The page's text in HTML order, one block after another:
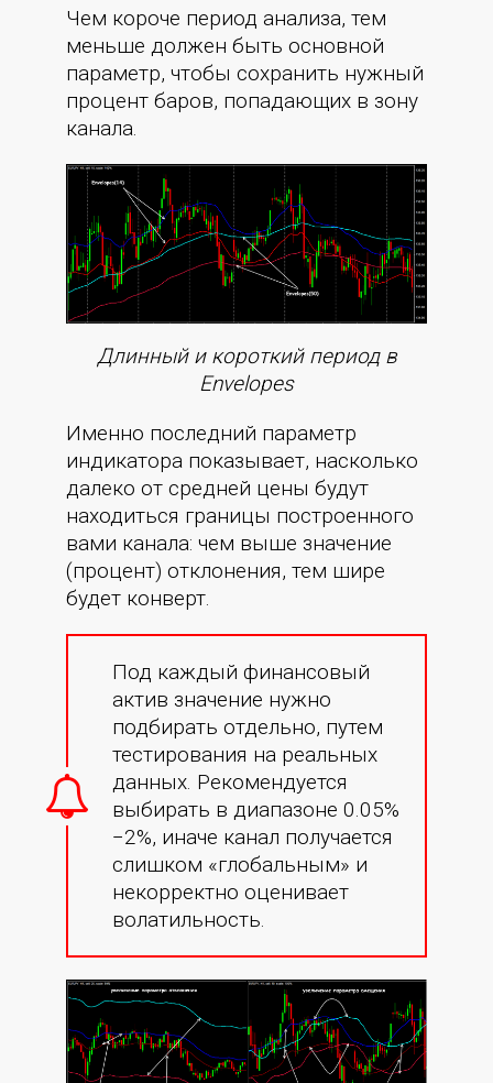
Чем короче период анализа, тем
меньше должен быть основной
параметр, чтобы сохранить нужный
процент баров, попадающих в зону
канала.
Длинный и короткий период в
Envelopes
Именно последний параметр
индикатора показывает, насколько
далеко от средней цены будут
находиться границы построенного
вами канала: чем выше значение
(процент) отклонения, тем шире
будет конверт.
Под каждый финансовый
актив значение нужно
подбирать отдельно, путем
тестирования на реальных
данных. Рекомендуется
выбирать в диапазоне 0.05%
−2%, иначе канал получается
слишком «глобальным» и
некорректно оценивает
волатильность.